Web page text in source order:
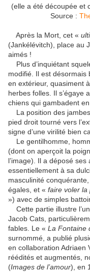
(elle a été découpée et
Source :
Après la Mort, cet «
(Jankélévitch), place au
aimés !
Plus d’inquiétant
modifié. Il est désormais
en extérieur, quasiment
herbes folles. Il s’égaye
chiens qui gambadent
La position des
pied droit tourné vers
signe d’une virilité bien
Le gentilhomme,
(dont on aperçoit la
l’image). Il a déposé
essentiellement à sa
masculinité
égales, et « faire voler la
») avec de simples
Cette partie illustre
Jacob Cats,
fables. Le « La Fontaine
surnommé, a publié
en collaboration Adriaen
réédités et augmentés,
(Images de l’amour), en